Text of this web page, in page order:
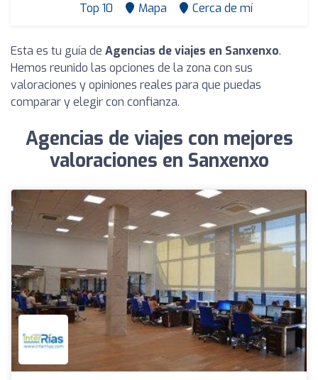
Top 10 Mapa Cerca de mí
Esta es tu guía de Agencias de viajes en Sanxenxo.
Hemos reunido las opciones de la zona con sus
valoraciones y opiniones reales para que puedas
comparar y elegir con confianza.
Agencias de viajes con mejores
valoraciones en Sanxenxo